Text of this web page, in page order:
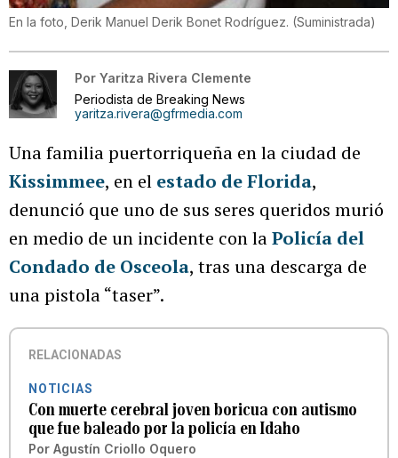
En la foto, Derik Manuel Derik Bonet Rodríguez. (Suministrada)
Por Yaritza Rivera Clemente
Periodista de Breaking News
yaritza.rivera@gfrmedia.com
Una familia puertorriqueña en la ciudad de
Kissimmee, en el estado de Florida,
denunció que uno de sus seres queridos murió
en medio de un incidente con laPolicía del
Condado de Osceola, tras una descarga de
una pistola “taser”.
RELACIONADAS
NOTICIAS
Con muerte cerebral joven boricua con autismo
que fue baleado por la policía en Idaho
Por Agustín Criollo Oquero